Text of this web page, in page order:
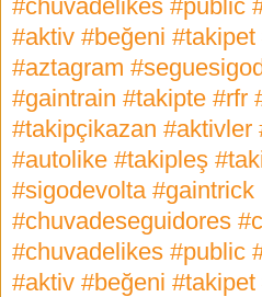
#chuvadelikes #public
#aktiv #beğeni
#aztagram
#gaintrain #takipte #rfr
#takipçikazan #aktivler
#autolike #takipleş
#sigodevolta #gaintrick
#chuvadeseguidores
#chuvadelikes #public
#aktiv #beğeni #takipet